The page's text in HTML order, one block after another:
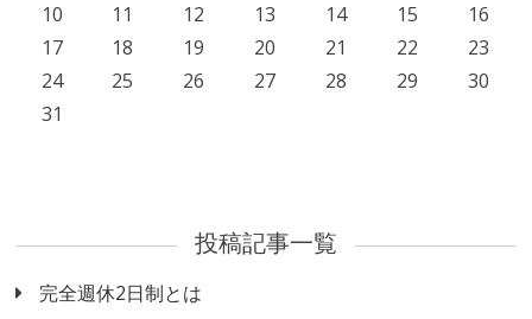
10
11 12 13 14 15
16
17
18 19 20 21 22
23
24
25 26 27 28 29
30
31
投稿記事一覧
完全週休2日制とは